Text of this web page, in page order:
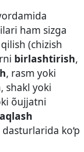
ham sizga
(chizish
birlashtirish,
, rasm yoki
, shakl yoki
õujjatni
ko‘p